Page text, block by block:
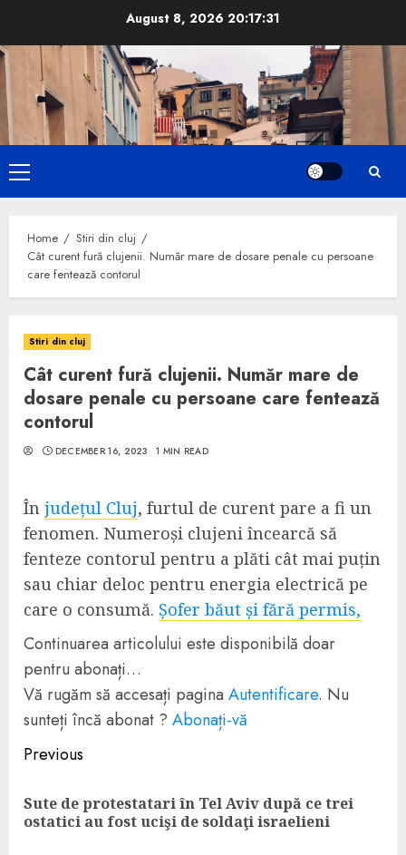
content
August 8, 2026 20:17:32
Primary
Menu
Home
Stiri din cluj
Cât curent fură clujenii. Număr mare de dosare penale cu persoane
care fentează contorul
Stiri din cluj
Cât curent fură clujenii. Număr mare de
dosare penale cu persoane care fentează
contorul
DECEMBER 16, 2023 1 MIN READ
În județul Cluj, furtul de curent pare a fi un
fenomen. Numeroși clujeni încearcă să
fenteze contorul pentru a plăti cât mai puțin
sau chiar deloc pentru energia electrică pe
care o consumă. Șofer băut și fără permis,
Continuarea articolului este disponibilă doar
pentru abonați…
Vă rugăm să accesați pagina Autentificare. Nu
sunteți încă abonat ? Abonați-vă
Continue
Reading
Previous
Sute de protestatari în Tel Aviv după ce trei
ostatici au fost ucişi de soldaţi israelieni